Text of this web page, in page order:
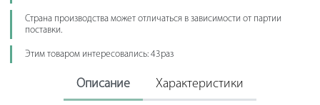
Страна производства может отличаться в зависимости от партии
поставки.
Этим товаром интересовались: 43раз
Описание Характеристики